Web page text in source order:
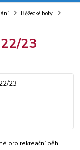
Běžecké boty
23
pro rekreační běh.